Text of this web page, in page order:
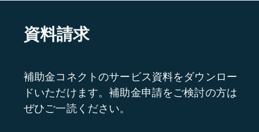
資料請求
補助金コネクトのサービス資料をダウンロー
ドいただけます。補助金申請をご検討の方は
ぜひご一読ください。